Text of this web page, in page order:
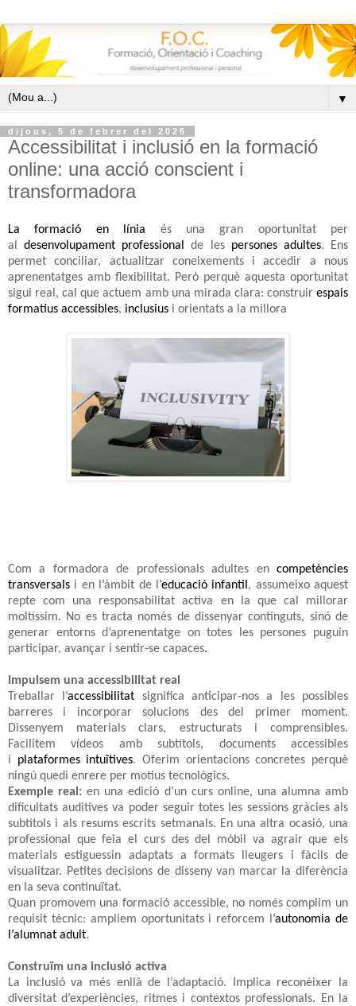
▼
dijous, 5 de febrer del 2026
Accessibilitat i inclusió en la formació
online: una acció conscient i
transformadora
La formació en línia és una gran oportunitat per
aldesenvolupament professional de les persones adultes. Ens
permet conciliar, actualitzar coneixements i accedir a nous
aprenentatges amb flexibilitat. Però perquè aquesta oportunitat
sigui real, cal que actuem amb una mirada clara: construir espais
formatius accessibles, inclusius i orientats a la millora
Com a formadora de professionals adultes en competències
transversals i en l’àmbit de l’educació infantil , assumeixo aquest
repte com una responsabilitat activa en la que cal millorar
moltíssim. No es tracta només de dissenyar continguts, sinó de
generar entorns d’aprenentatge on totes les persones puguin
participar, avançar i sentir-se capaces.
Impulsem una accessibilitat real
Treballar l’accessibilitat significa anticipar-nos a les possibles
barreres i incorporar solucions des del primer moment.
Dissenyem materials clars, estructurats i comprensibles.
Facilitem vídeos amb subtítols, documents accessibles
i plataformes intuïtives. Oferim orientacions concretes perquè
ningú quedi enrere per motius tecnològics.
Exemple real: en una edició d’un curs online, una alumna amb
dificultats auditives va poder seguir totes les sessions gràcies als
subtítols i als resums escrits setmanals. En una altra ocasió, una
professional que feia el curs des del mòbil va agrair que els
materials estiguessin adaptats a formats lleugers i fàcils de
visualitzar. Petites decisions de disseny van marcar la diferència
en la seva continuïtat.
Quan promovem una formació accessible, no només complim un
requisit tècnic: ampliem oportunitats i reforcem l’autonomia de
l’alumnat adult.
Construïm una inclusió activa
La inclusió va més enllà de l’adaptació. Implica reconèixer la
diversitat d’experiències, ritmes i contextos professionals. En la